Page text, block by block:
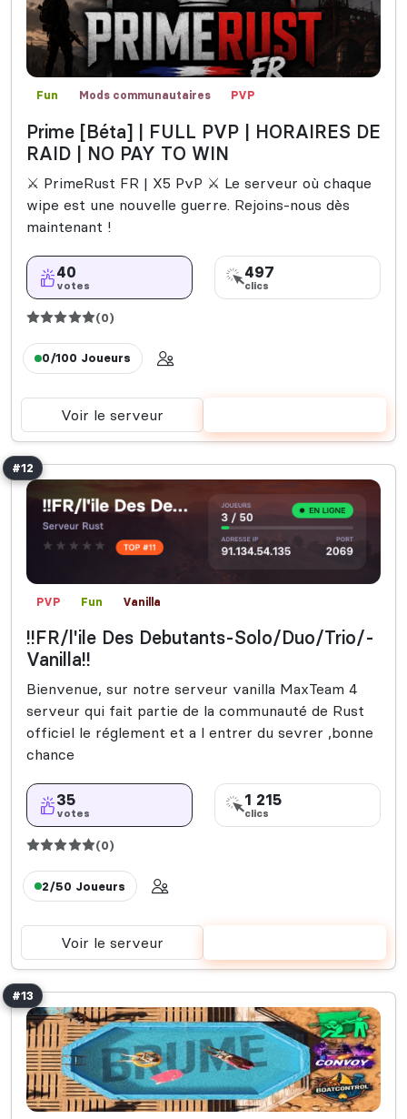
Fun Mods communautaires PVP
Prime [Béta] | FULL PVP | HORAIRES DE
RAID | NO PAY TO WIN
⚔️ PrimeRust FR | X5 PvP ⚔️ Le serveur où chaque
wipe est une nouvelle guerre. Rejoins-nous dès
maintenant !
40
votes
497
clics
(0)
0/100 Joueurs
Voir le serveur
#12
PVP Fun Vanilla
!!FR/l'ile Des Debutants-Solo/Duo/Trio/-
Vanilla!!
Bienvenue, sur notre serveur vanilla MaxTeam 4
serveur qui fait partie de la communauté de Rust
officiel le réglement et a l entrer du sevrer ,bonne
chance
35
votes
1 215
clics
(0)
2/50 Joueurs
Voir le serveur
#13